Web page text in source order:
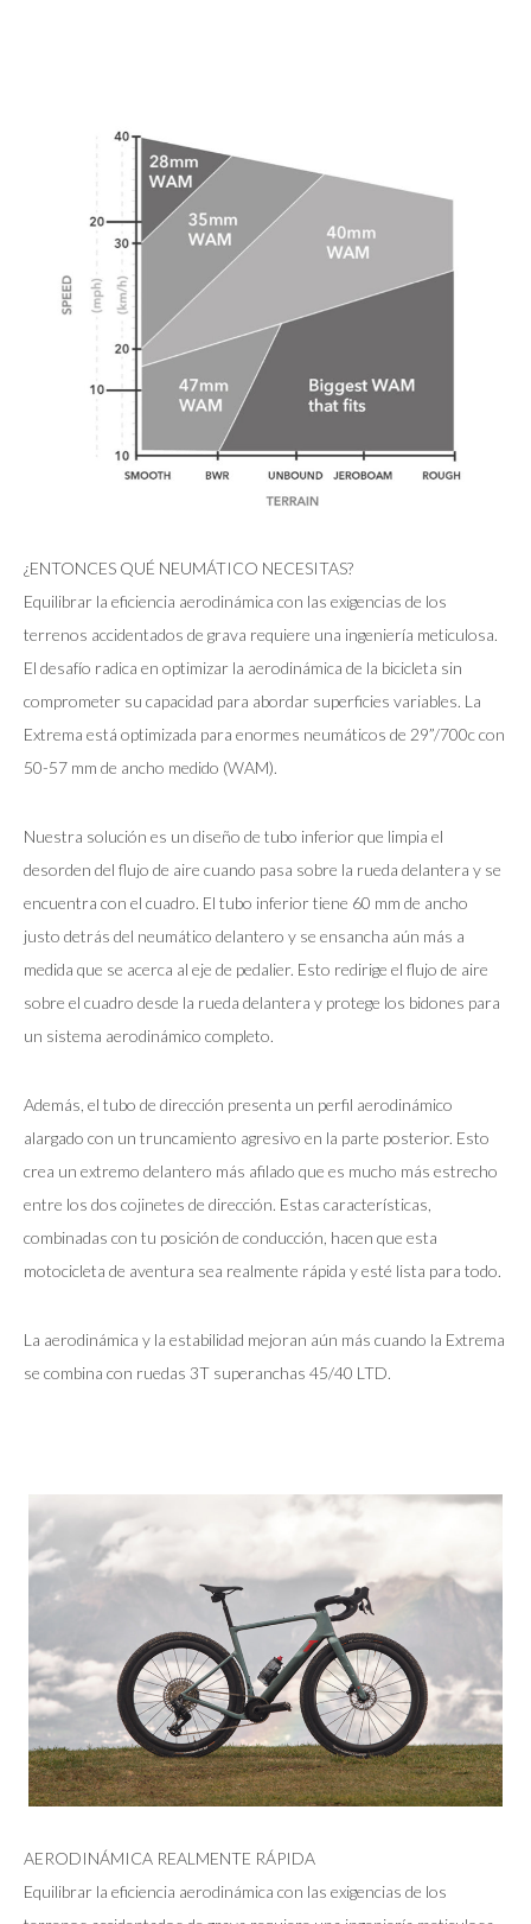
¿ENTONCES QUÉ NEUMÁTICO NECESITAS?
Equilibrar la eficiencia aerodinámica con las exigencias de los
terrenos accidentados de grava requiere una ingeniería meticulosa.
El desafío radica en optimizar la aerodinámica de la bicicleta sin
comprometer su capacidad para abordar superficies variables. La
Extrema está optimizada para enormes neumáticos de 29”/700c con
50-57 mm de ancho medido (WAM).
Nuestra solución es un diseño de tubo inferior que limpia el
desorden del flujo de aire cuando pasa sobre la rueda delantera y se
encuentra con el cuadro. El tubo inferior tiene 60 mm de ancho
justo detrás del neumático delantero y se ensancha aún más a
medida que se acerca al eje de pedalier. Esto redirige el flujo de aire
sobre el cuadro desde la rueda delantera y protege los bidones para
un sistema aerodinámico completo.
Además, el tubo de dirección presenta un perfil aerodinámico
alargado con un truncamiento agresivo en la parte posterior. Esto
crea un extremo delantero más afilado que es mucho más estrecho
entre los dos cojinetes de dirección. Estas características,
combinadas con tu posición de conducción, hacen que esta
motocicleta de aventura sea realmente rápida y esté lista para todo.
La aerodinámica y la estabilidad mejoran aún más cuando la Extrema
se combina con ruedas 3T superanchas 45/40 LTD.
AERODINÁMICA REALMENTE RÁPIDA
Equilibrar la eficiencia aerodinámica con las exigencias de los